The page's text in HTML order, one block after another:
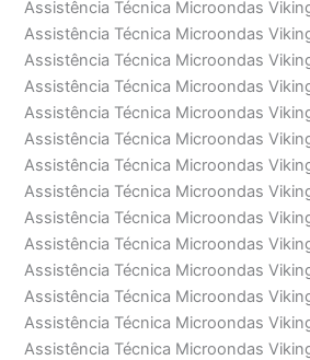
Assistência Técnica Microondas
Assistência Técnica Microondas
Assistência Técnica Microondas
Assistência Técnica Microondas
Assistência Técnica Microondas
Assistência Técnica Microondas
Assistência Técnica Microondas
Assistência Técnica Microondas
Assistência Técnica Microondas
Assistência Técnica Microondas
Assistência Técnica Microondas
Assistência Técnica Microondas
Assistência Técnica Microondas
Assistência Técnica Microondas